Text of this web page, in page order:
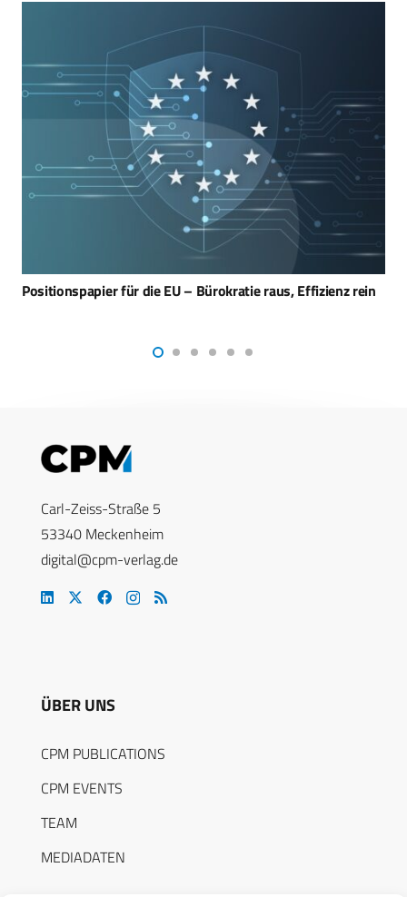
BDLI erhält neue Hauptgeschäftsführerin
Carl-Zeiss-Straße 5
53340 Meckenheim
digital@cpm-verlag.de
ÜBER UNS
CPM PUBLICATIONS
CPM EVENTS
TEAM
MEDIADATEN